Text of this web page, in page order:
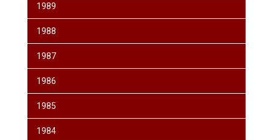
1989
1988
1987
1986
1985
1984